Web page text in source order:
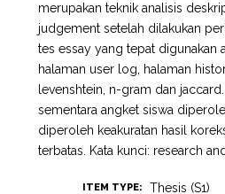
merupakan teknik analisis
judgement setelah dilakukan
tes essay yang tepat digunakan
halaman user log, halaman
levenshtein, n-gram dan
sementara angket siswa
diperoleh keakuratan hasil
terbatas. Kata kunci: research
ITEM TYPE: Thesis (S1)